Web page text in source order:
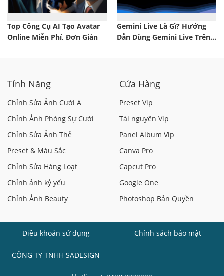
Top Công Cụ AI Tạo Avatar
Online Miễn Phí, Đơn Giản
Gemini Live Là Gì? Hướng
Dẫn Dùng Gemini Live Trên
Tính Năng
Chỉnh Sửa Ảnh Cưới A
Chỉnh Ảnh Phóng Sự Cưới
Chỉnh Sửa Ảnh Thẻ
Preset & Màu Sắc
Chỉnh Sửa Hàng Loạt
Chỉnh ảnh kỷ yếu
Chỉnh Ảnh Beauty
Cửa Hàng
Preset Vip
Tài nguyên Vip
Panel Album Vip
Canva Pro
Capcut Pro
Google One
Photoshop Bản Quyền
Điều khoản sử dụng Chính sách bảo mật
CÔNG TY TNHH SADESIGN